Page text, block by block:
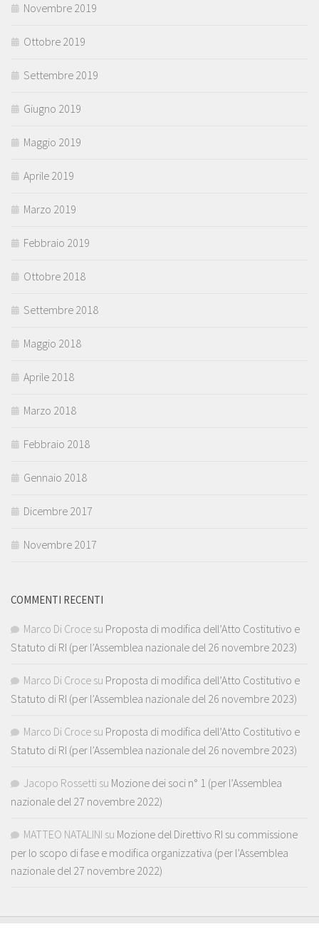
Novembre 2019
Ottobre 2019
Settembre 2019
Giugno 2019
Maggio 2019
Aprile 2019
Marzo 2019
Febbraio 2019
Ottobre 2018
Settembre 2018
Maggio 2018
Aprile 2018
Marzo 2018
Febbraio 2018
Gennaio 2018
Dicembre 2017
Novembre 2017
COMMENTI RECENTI
Marco Di Croce su Proposta di modifica dell’Atto Costitutivo e
Statuto di RI (per l’Assemblea nazionale del 26 novembre 2023)
Marco Di Croce su Proposta di modifica dell’Atto Costitutivo e
Statuto di RI (per l’Assemblea nazionale del 26 novembre 2023)
Marco Di Croce su Proposta di modifica dell’Atto Costitutivo e
Statuto di RI (per l’Assemblea nazionale del 26 novembre 2023)
Jacopo Rossetti su Mozione dei soci n° 1 (per l’Assemblea
nazionale del 27 novembre 2022)
MATTEO NATALINI su Mozione del Direttivo RI su commissione
per lo scopo di fase e modifica organizzativa (per l’Assemblea
nazionale del 27 novembre 2022)